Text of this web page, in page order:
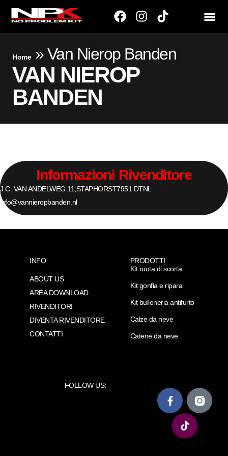
Home»Van Nierop Banden
VAN NIEROP
BANDEN
Informazioni Rivenditore
J.C. VAN ANDELWEG 11, STAPHORST7951 DTNL
info@vannieropbanden.nl
INFO
ABOUT US
AREA DOWNLOAD
RIVENDITORI
DIVENTA RIVENDITORE
CONTATTI
PRODOTTI
Kit ruota di scorta
Kit gonfia e ripara
Kit bulloneria antifurto
Calze da neve
Catene da neve
FOLLOW US: